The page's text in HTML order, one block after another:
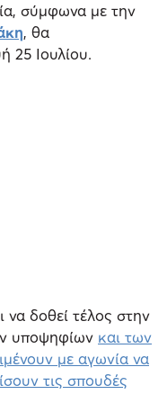
σύμφωνα με την
, θα
25 Ιουλίου.
δοθεί τέλος στην
υποψηφίων και των
με αγωνία να
τις σπουδές